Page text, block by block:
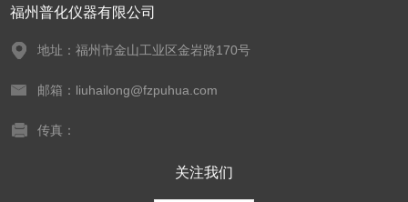
福州普化仪器有限公司
地址：福州市金山工业区金岩路170号
邮箱：liuhailong@fzpuhua.com
传真：
关注我们